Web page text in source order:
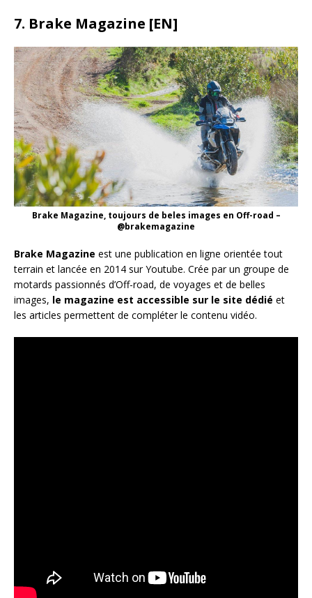
7. Brake Magazine [EN]
Brake Magazine, toujours de beles images en Off-road –
@brakemagazine
Brake Magazine est une publication en ligne orientée tout
terrain et lancée en 2014 sur Youtube. Crée par un groupe de
motards passionnés d’Off-road, de voyages et de belles
images, le magazine est accessible sur le site dédié et
les articles permettent de compléter le contenu vidéo.